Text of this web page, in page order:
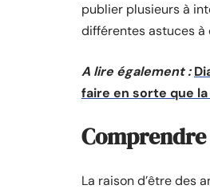
publier plusieurs à
différentes astuces à
A lire également :
faire en sorte que
La raison d’être des